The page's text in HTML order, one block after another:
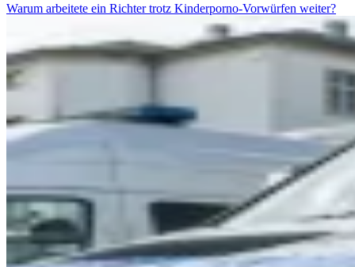
Warum arbeitete ein Richter trotz Kinderporno-Vorwürfen weiter?